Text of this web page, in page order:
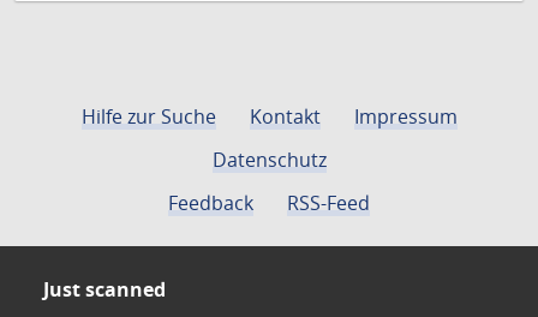
Hilfe zur Suche Kontakt
Impressum
Datenschutz
Feedback
RSS-Feed
Just scanned